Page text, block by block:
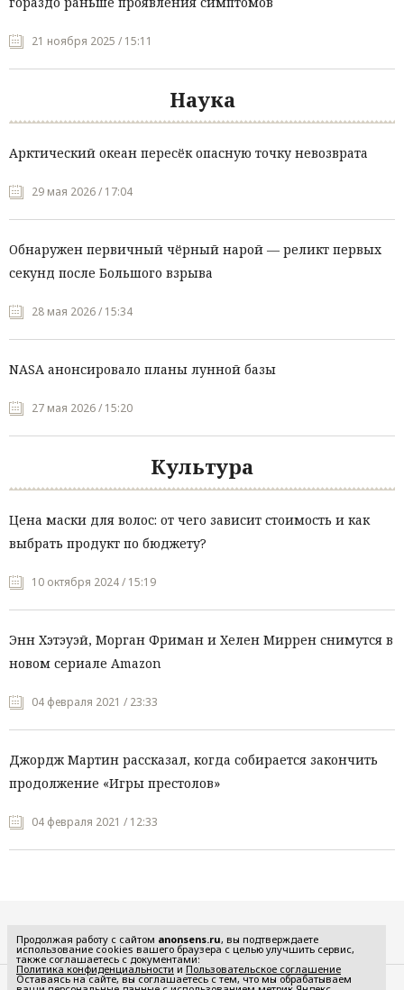
21 ноября 2025 / 15:11
Наука
Арктический океан пересёк опасную точку невозврата
29 мая 2026 / 17:04
Обнаружен первичный чёрный нарой — реликт первых
секунд после Большого взрыва
28 мая 2026 / 15:34
NASA анонсировало планы лунной базы
27 мая 2026 / 15:20
Культура
Цена маски для волос: от чего зависит стоимость и как
выбрать продукт по бюджету?
10 октября 2024 / 15:19
Энн Хэтэуэй, Морган Фриман и Хелен Миррен снимутся в
новом сериале Amazon
04 февраля 2021 / 23:33
Джордж Мартин рассказал, когда собирается закончить
продолжение «Игры престолов»
04 февраля 2021 / 12:33
Продолжая работу с сайтом anonsens.ru, вы подтверждаете
использование cookies вашего браузера с целью улучшить сервис,
также соглашаетесь с документами:
Политика конфиденциальности и Пользовательское соглашение
Оставаясь на сайте, вы соглашаетесь с тем, что мы обрабатываем